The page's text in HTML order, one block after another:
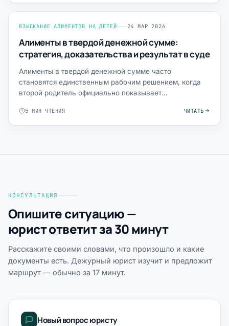
ВЗЫСКАНИЕ АЛИМЕНТОВ НА ДЕТЕЙ 24 МАР 2026
Алименты в твердой денежной сумме:
стратегия, доказательства и результат в суде
Алименты в твердой денежной сумме часто
становятся единственным рабочим решением, когда
второй родитель официально показывает
5 МИН ЧТЕНИЯ ЧИТАТЬ
КОНСУЛЬТАЦИЯ
Опишите ситуацию —
юрист ответит за 30 минут
Расскажите своими словами, что произошло и какие
документы есть. Дежурный юрист изучит и предложит
маршрут — обычно за 17 минут.
Новый вопрос юристу